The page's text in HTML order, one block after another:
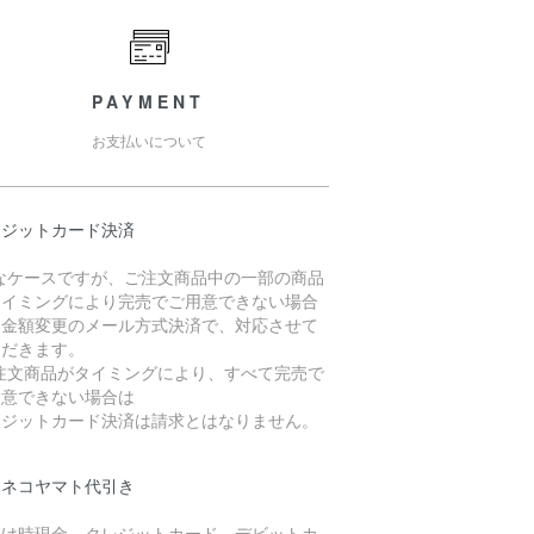
PAYMENT
お支払いについて
ットカード決済
ケースですが、ご注文商品中の一部の商品
ミングにより完売でご用意できない場合
額変更のメール方式決済で、対応させて
きます。
文商品がタイミングにより、すべて完売で
できない場合は
ットカード決済は請求とはなりません。
コヤマト代引き